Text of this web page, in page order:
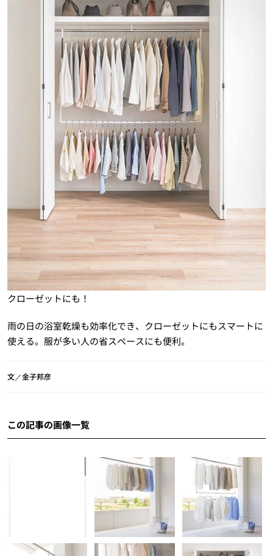
クローゼットにも！
雨の日の浴室乾燥も効率化でき、クローゼットにもスマートに
使える。服が多い人の省スペースにも便利。
文／金子邦彦
この記事の画像一覧